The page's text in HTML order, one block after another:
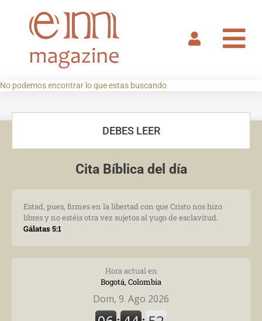
contenido
No podemos encontrar lo que estas buscando
DEBES LEER
Cita Bíblica del día
Estad, pues, firmes en la libertad con que Cristo nos hizo
libres y no estéis otra vez sujetos al yugo de esclavitud.
Gálatas 5:1
Hora actual en
Bogotá, Colombia